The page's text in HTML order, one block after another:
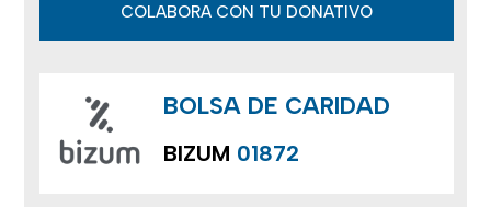
COLABORA CON TU DONATIVO
BOLSA DE CARIDAD
BIZUM 01872